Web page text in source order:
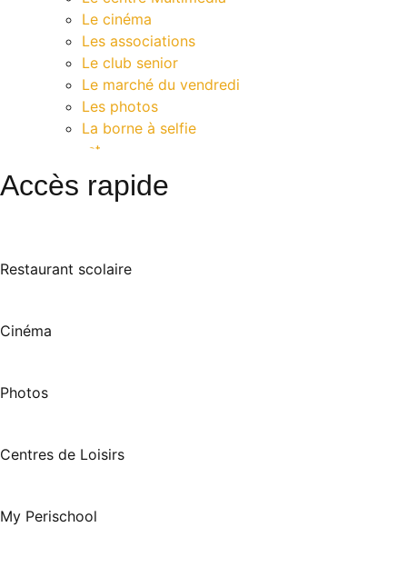
Le cinéma
Les associations
Le club senior
Le marché du vendredi
Les photos
La borne à selfie
Contact
Accès rapide
Restaurant scolaire
Cinéma
Photos
Centres de Loisirs
My Perischool